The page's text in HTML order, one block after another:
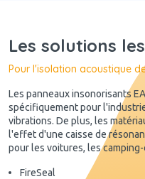
Les solutions
Pour l'isolation acoustique
Les panneaux insonorisants
spécifiquement pour
vibrations. De plus, les
l'effet d'une caisse de
pour les voitures, les
FireSeal